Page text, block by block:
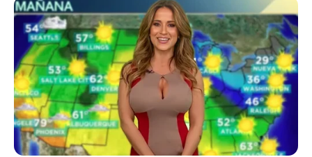
Bikin Ngakak, 10 Potret
Cosplay Murah Pakai Bahan
Seadanya